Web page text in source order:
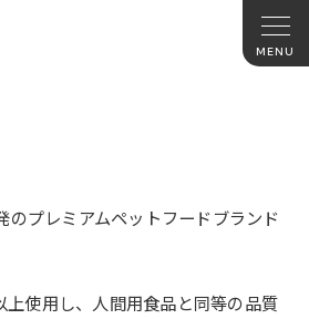
プレミアムペットフードブランド
使用し、 人間用食品と同等の品質